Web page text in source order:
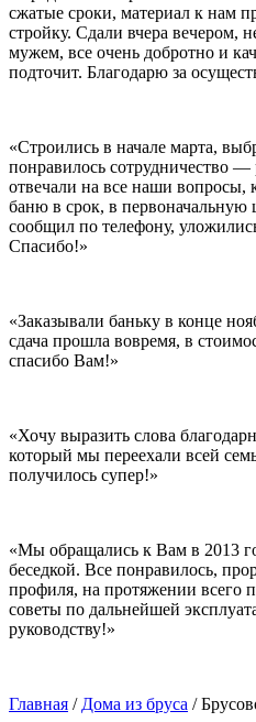
сжатые сроки, материал к нам
стройку. Сдали вчера вечером,
мужем, все очень добротно и
подточит. Благодарю за
«Строились в начале марта,
понравилось сотрудничество —
отвечали на все наши вопросы,
баню в срок, в
сообщил по телефону,
Спасибо!»
«Заказывали баньку в конце
сдача прошла вовремя, в
спасибо Вам!»
«Хочу выразить слова
который мы переехали всей
получилось супер!»
«Мы обращались к Вам в 2013
беседкой. Все понравилось,
профиля, на протяжении всего
советы по дальнейшей
руководству!»
Главная / Дома из бруса /